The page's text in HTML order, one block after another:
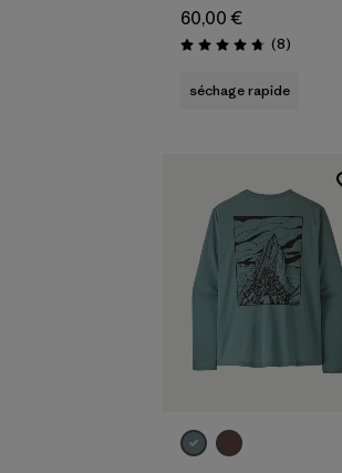
60,00 €
Évaluation: 4.8 / 5
(8Avis
)
séchage rapide